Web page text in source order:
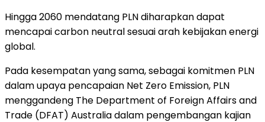
Hingga 2060 mendatang PLN diharapkan dapat
mencapai carbon neutral sesuai arah kebijakan energi
global.
Pada kesempatan yang sama, sebagai komitmen PLN
dalam upaya pencapaian Net Zero Emission, PLN
menggandeng The Department of Foreign Affairs and
Trade (DFAT) Australia dalam pengembangan kajian